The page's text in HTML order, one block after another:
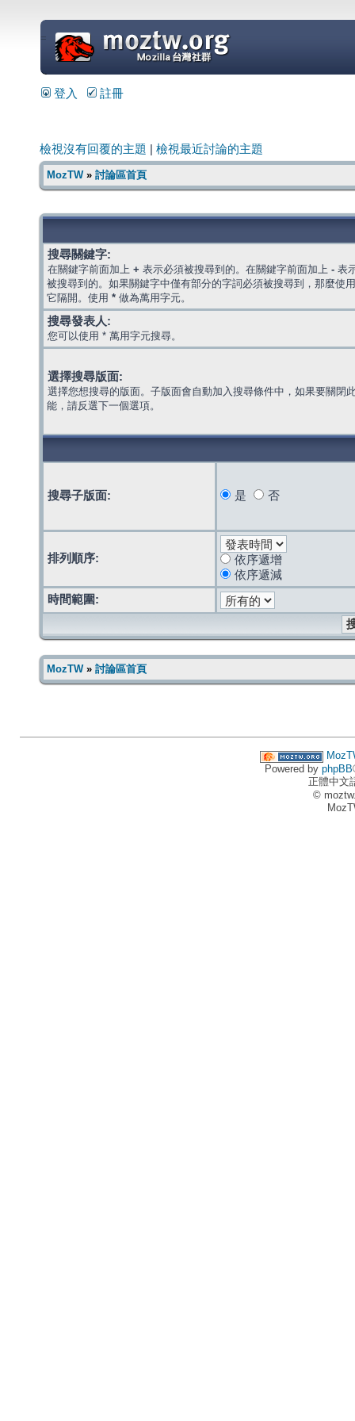
=
登入 註冊
檢視沒有回覆的主題 檢視最近討論的主題
MozTW» 討論區首頁
搜尋關鍵字:
在關鍵字前面加上 + 表示必須被搜尋到的。在關鍵字前面加上 - 表
被搜尋到的。如果關鍵字中僅有部分的字詞必須被搜尋到，那麼使
它隔開。使用 * 做為萬用字元。
搜尋發表人:
您可以使用 * 萬用字元搜尋。
選擇搜尋版面:
選擇您想搜尋的版面。子版面會自動加入搜尋條件中，如果要關閉
能，請反選下一個選項。
搜尋子版面: 是 否
排列順序:
依序遞增
依序遞減
時間範圍:
MozTW» 討論區首頁
Powered by phpBB
正體中文
©